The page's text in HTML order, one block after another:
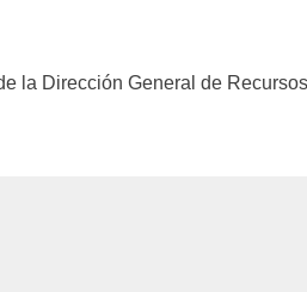
la Dirección General de